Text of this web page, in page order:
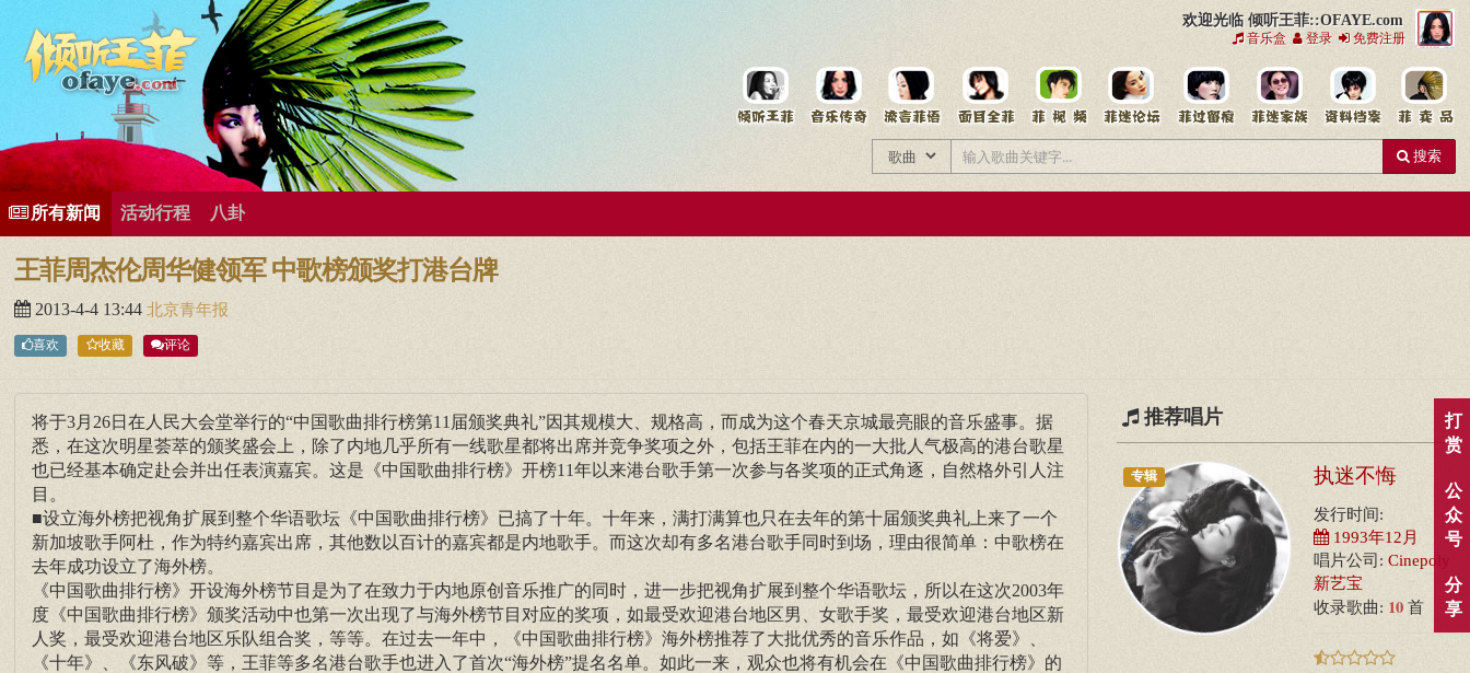
欢迎光临 倾听王菲::OFAYE.com
音乐盒 登录 免费注册
有歌曲专辑
王菲新闻王菲的精美图片王菲精彩视频王菲论坛给王菲留言用户中心王菲资料档案
搜索
所有新闻 活动行程 八卦
王菲周杰伦周华健领军 中歌榜颁奖打港台牌
2013-4-4 13:44 北京青年报
喜欢 收藏 评论
将于3月26日在人民大会堂举行的“中国歌曲排行榜第11届颁奖典礼”因其规模大、规格高，而成为这个春天京城最亮眼的音乐盛事。据
悉，在这次明星荟萃的颁奖盛会上，除了内地几乎所有一线歌星都将出席并竞争奖项之外，包括王菲在内的一大批人气极高的港台歌星
也已经基本确定赴会并出任表演嘉宾。这是《中国歌曲排行榜》开榜11年以来港台歌手第一次参与各奖项的正式角逐，自然格外引人注
目。
■设立海外榜把视角扩展到整个华语歌坛《中国歌曲排行榜》已搞了十年。十年来，满打满算也只在去年的第十届颁奖典礼上来了一个
新加坡歌手阿杜，作为特约嘉宾出席，其他数以百计的嘉宾都是内地歌手。而这次却有多名港台歌手同时到场，理由很简单：中歌榜在
去年成功设立了海外榜。
《中国歌曲排行榜》开设海外榜节目是为了在致力于内地原创音乐推广的同时，进一步把视角扩展到整个华语歌坛，所以在这次2003年
度《中国歌曲排行榜》颁奖活动中也第一次出现了与海外榜节目对应的奖项，如最受欢迎港台地区男、女歌手奖，最受欢迎港台地区新
人奖，最受欢迎港台地区乐队组合奖，等等。在过去一年中，《中国歌曲排行榜》海外榜推荐了大批优秀的音乐作品，如《将爱》、
《十年》、《东风破》等，王菲等多名港台歌手也进入了首次“海外榜”提名名单。如此一来，观众也将有机会在《中国歌曲排行榜》的
推荐唱片
专辑 执迷不悔
发行时间:
1993年12月
唱片公司: Cinepoly
新艺宝
收录歌曲: 10 首
打
赏
公
众
号
分
享